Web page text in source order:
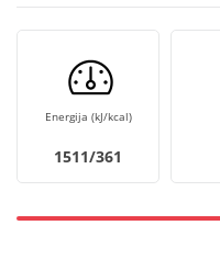
Energija (kJ/kcal)
1511/361